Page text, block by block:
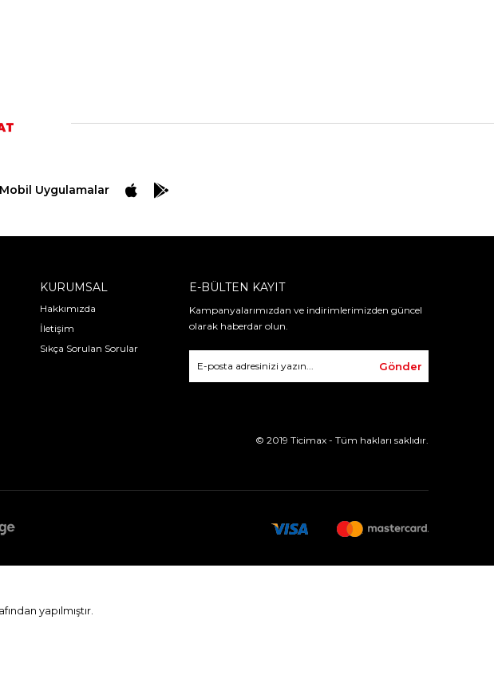
Mobil Uygulamalar
KURUMSAL
Hakkımızda
İletişim
Sıkça Sorulan Sorular
E-BÜLTEN KAYIT
Kampanyalarımızdan ve indirimlerimizden güncel
olarak haberdar olun.
Gönder
© 2019 Ticimax - Tüm hakları saklıdır.
yapılmıştır.